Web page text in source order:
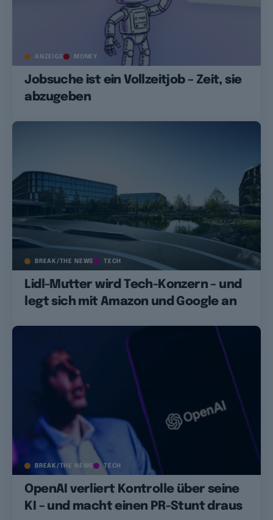
ANZEIGE MONEY
Jobsuche ist ein Vollzeitjob – Zeit, sie
abzugeben
BREAK/THE NEWS TECH
Lidl-Mutter wird Tech-Konzern – und
legt sich mit Amazon und Google an
BREAK/THE NEWS TECH
OpenAI verliert Kontrolle über seine
KI – und macht einen PR-Stunt draus